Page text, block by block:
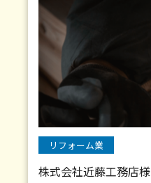
リフォーム業
株式会社近藤工務店様